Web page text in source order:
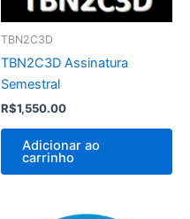
TBN2C3D
TBN2C3D Assinatura
Semestral
R$1,550.00
Adicionar ao
carrinho